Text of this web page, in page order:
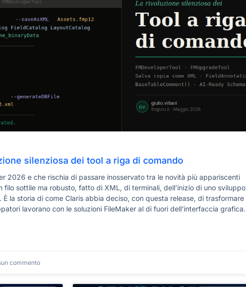
silenziosa dei tool a riga di comando
2026 e che rischia di passare inosservato tra le novità più appariscenti
filo sottile ma robusto, fatto di XML, di terminali, dell’inizio di uno sviluppo
la storia di come Claris abbia deciso, con questa release, di trasformare
lavorano con le soluzioni FileMaker al di fuori dell’interfaccia grafica.
commento